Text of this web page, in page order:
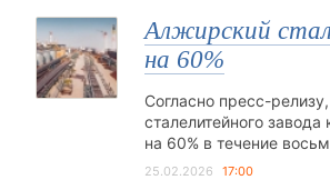
Алжирский
на 60%
Согласно пресс-
сталелитейного
на 60% в течение
25.02.2026 17:00